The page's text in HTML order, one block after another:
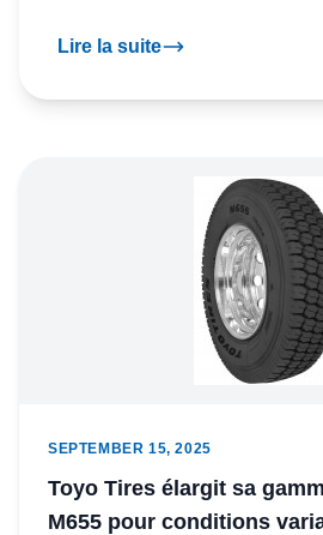
Lire la suite
SEPTEMBER 15, 2025
Toyo Tires élargit sa
M655 pour conditions